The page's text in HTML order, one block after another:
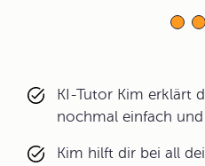
KI-Tutor Kim erklärt
nochmal einfach
Kim hilft dir bei all